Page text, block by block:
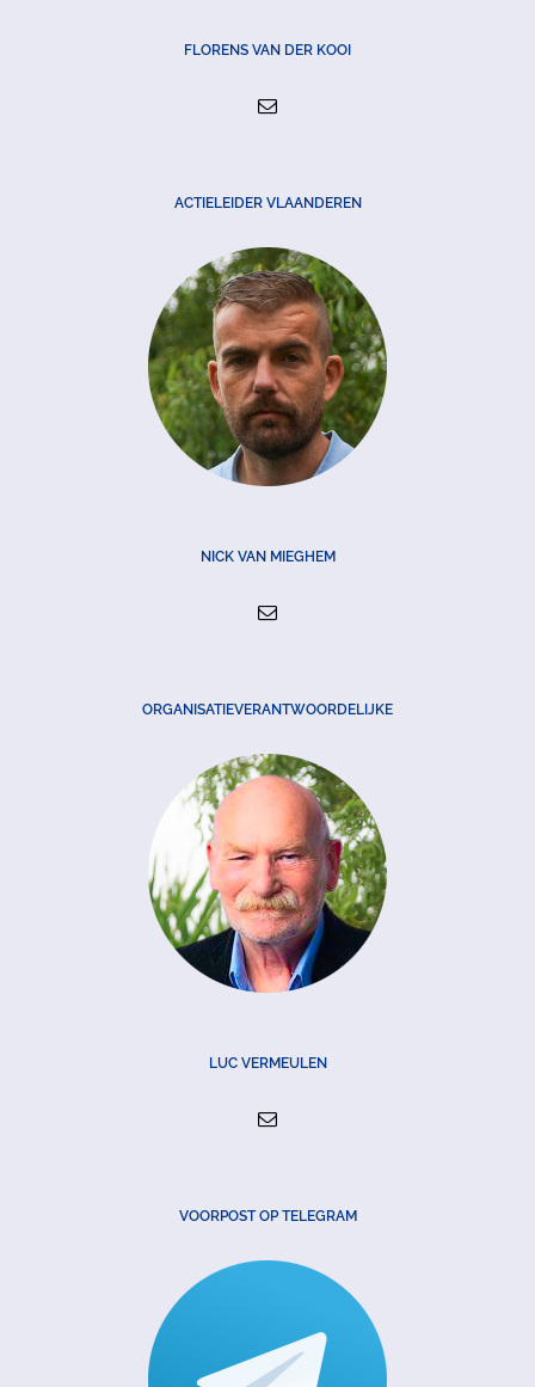
FLORENS VAN DER KOOI
ACTIELEIDER VLAANDEREN
NICK VAN MIEGHEM
ORGANISATIEVERANTWOORDELIJKE
LUC VERMEULEN
VOORPOST OP TELEGRAM